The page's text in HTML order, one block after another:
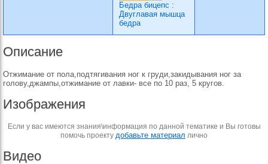
Бедра бицепс :
Двуглавая мышца
бедра
Описание
Отжимание от пола,подтягивания ног к груди,закидывания ног за
голову,джампы,отжимание от лавки- все по 10 раз, 5 кругов.
Изображения
Если у вас имеются знания\информация по данной тематике и Вы готовы
помочь проекту добавьте материал лично
Видео